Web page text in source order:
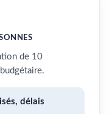
de 10
délais